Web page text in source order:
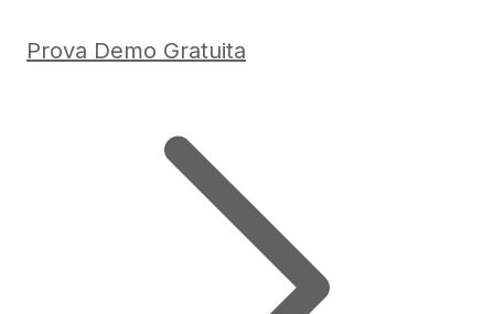
Prova Demo Gratuita